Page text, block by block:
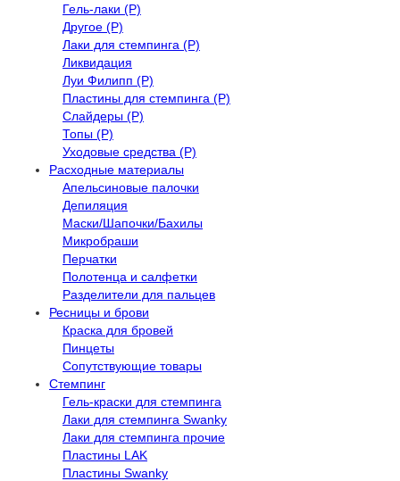
Гель-лаки (Р)
Другое (Р)
Лаки для стемпинга (Р)
Ликвидация
Луи Филипп (Р)
Пластины для стемпинга (Р)
Слайдеры (Р)
Топы (Р)
Уходовые средства (Р)
Расходные материалы
Апельсиновые палочки
Депиляция
Маски/Шапочки/Бахилы
Микробраши
Перчатки
Полотенца и салфетки
Разделители для пальцев
Ресницы и брови
Краска для бровей
Пинцеты
Сопутствующие товары
Стемпинг
Гель-краски для стемпинга
Лаки для стемпинга Swanky
Лаки для стемпинга прочие
Пластины LAK
Пластины Swanky